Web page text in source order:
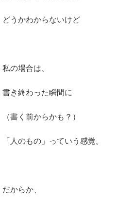
どうかわからないけど
私の場合は、
書き終わった瞬間に
（書く前からかも？）
「人のもの」っていう感覚。
だからか、